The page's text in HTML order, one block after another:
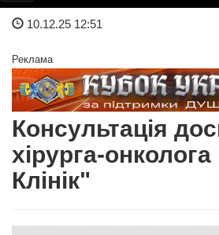
navigation
10.12.25 12:51
Реклама
Консультація
хірурга-
Клінік"